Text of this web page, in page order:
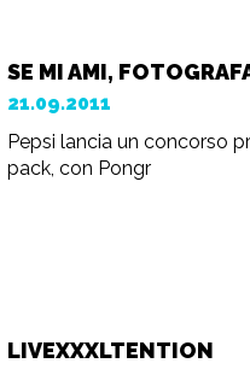
SE MI AMI,
21.09.2011
Pepsi lancia un concorso
pack, con Pongr
LIVEXXXLTENTION